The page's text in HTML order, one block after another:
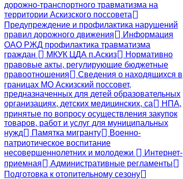
дорожно-транспортного травматизма на
территории Аскизского поссовета
Предупреждение и профилактика нарушений
правил дорожного движения
Информация
ОАО РЖД профилактика травматизма
граждан
МКУК ЦДА п.Аскиз
Нормативно
правовые акты, регулирующие бюджетные
правоотношения
Сведения о находящихся в
границах МО Аскизский поссовет,
предназначенных для детей образовательных
организациях, детских медицинских, са
НПА,
принятые по вопросу осуществления закупок
товаров, работ и услуг для муниципальных
нужд
Памятка мигранту
Военно-
патриотическое воспитание
несовершеннолетних и молодежи
Интернет-
приемная
Административные регламенты
Подготовка к отопительному сезону